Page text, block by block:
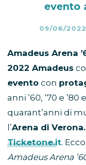
evento
09/06/2022
Amadeus Arena
2022 Amadeus
evento con
anni ’60, ’70 e
quarant’anni di
l’Arena di Verona.
Ticketone.it.
Amadeus Arena ’60